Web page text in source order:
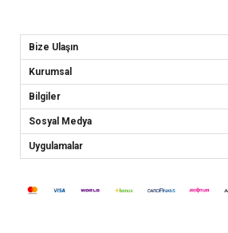
Bize Ulaşın
Kurumsal
Bilgiler
Sosyal Medya
Uygulamalar